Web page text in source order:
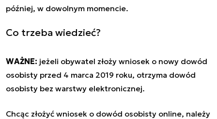
później, w dowolnym momencie.
Co trzeba wiedzieć?
WAŻNE: jeżeli obywatel złoży wniosek o nowy dowód
osobisty przed 4 marca 2019 roku, otrzyma dowód
osobisty bez warstwy elektronicznej.
Chcąc złożyć wniosek o dowód osobisty online, należy